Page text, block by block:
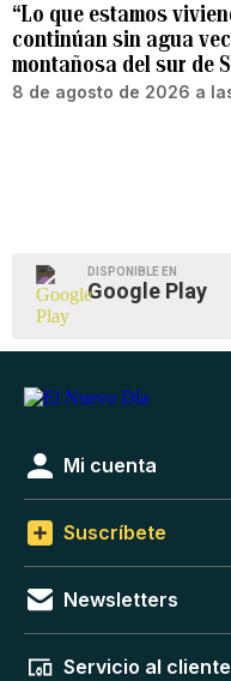
“Lo que estamos
continúan sin agua
montañosa del sur de
8 de agosto de 2026 a
DISPONIBLE EN
Google Play
Mi cuenta
Suscríbete
Newsletters
Servicio al cliente